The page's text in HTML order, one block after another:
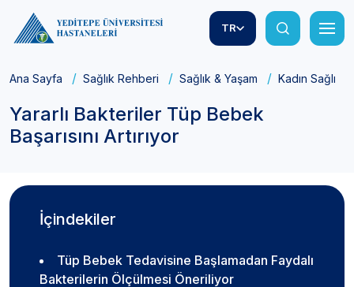
TR
Ana Sayfa Sağlık Rehberi Sağlık & Yaşam Kadın Sağlığı
Yararlı Bakteriler Tüp Bebek
Başarısını Artırıyor
İçindekiler
Tüp Bebek Tedavisine Başlamadan Faydalı
Bakterilerin Ölçülmesi Öneriliyor